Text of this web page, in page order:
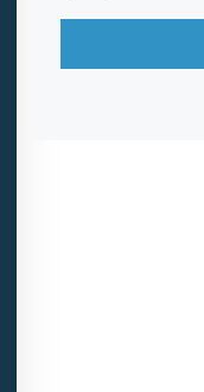
offrant desclauses
en sollicite la
demander la